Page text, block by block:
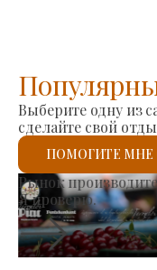
Выберите одну из
сделайте свой
ПОМОГИТЕ МНЕ
Римско-
Я проверю.